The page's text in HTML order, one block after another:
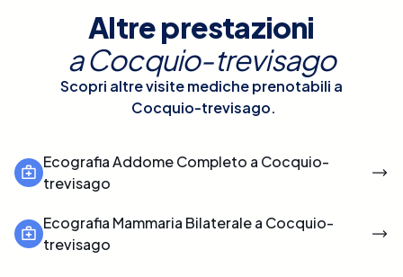
Altre prestazioni
aCocquio-trevisago
Scopri altre visite mediche prenotabili a
Cocquio-trevisago.
Ecografia Addome Completo a Cocquio-
trevisago
Ecografia Mammaria Bilaterale a Cocquio-
trevisago